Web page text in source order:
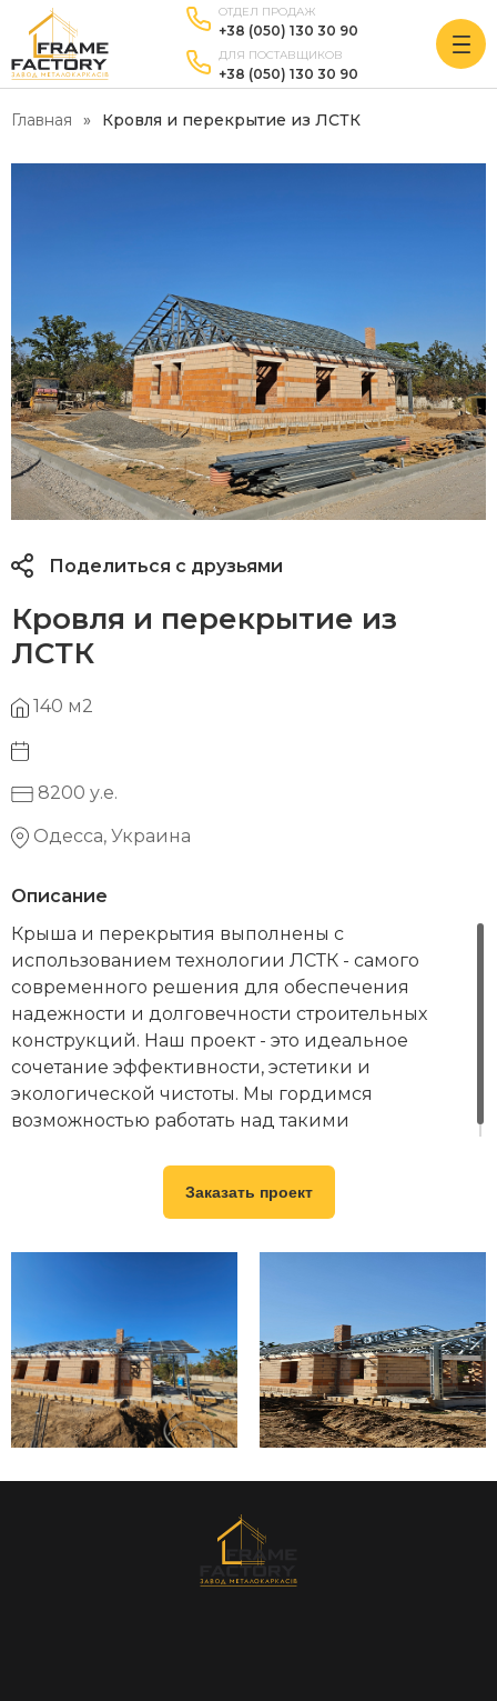
ОТДЕЛ ПРОДАЖ
+38 (050) 130 30 90
ДЛЯ ПОСТАВЩИКОВ
+38 (050) 130 30 90
Главная Кровля и перекрытие из ЛСТК
Поделиться с друзьями
Кровля и перекрытие из
ЛСТК
140 м2
8200 у.е.
Одесса, Украина
Описание
Крыша и перекрытия выполнены с
использованием технологии ЛСТК - самого
современного решения для обеспечения
надежности и долговечности строительных
конструкций. Наш проект - это идеальное
сочетание эффективности, эстетики и
экологической чистоты. Мы гордимся
возможностью работать над такими
Заказать проект